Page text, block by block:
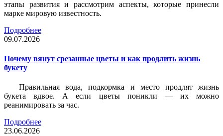
этапы развития и рассмотрим аспекты, которые принесли
марке мировую известность.
Подробнее
09.07.2026
Почему вянут срезанные цветы и как продлить жизнь
букету
Правильная вода, подкормка и место продлят жизнь
букета вдвое. А если цветы поникли — их можно
реанимировать за час.
Подробнее
23.06.2026